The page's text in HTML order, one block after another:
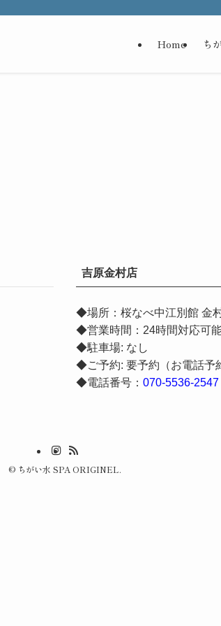
Home ち
吉原金村店
◆場所：桜なべ中江別館 金
◆営業時間：24時間対応可
◆駐車場: なし
◆ご予約: 要予約（お電話予
◆電話番号： 070-5536-2547
© ちがい水 SPA ORIGINEL.